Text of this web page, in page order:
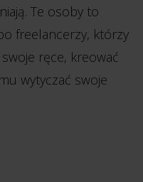
Te osoby to
freelancerzy, którzy
ręce, kreować
wytyczać swoje